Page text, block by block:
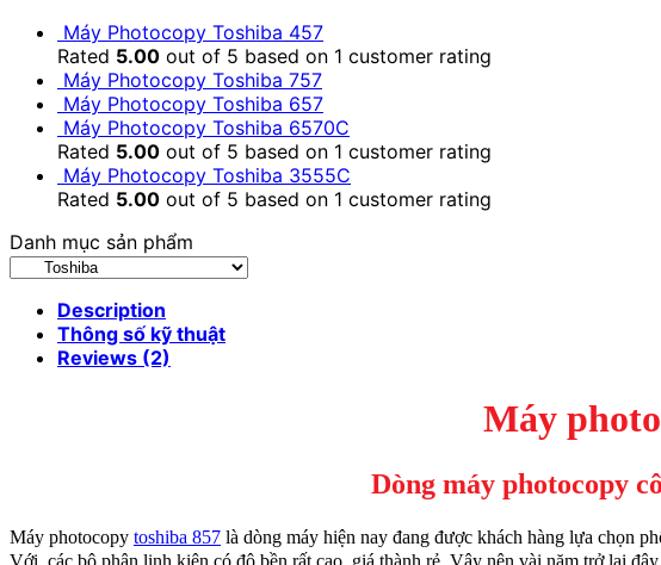
Máy Photocopy Toshiba 457
Rated 5.00 out of 5 based on 1 customer rating
Máy Photocopy Toshiba 757
Máy Photocopy Toshiba 657
Máy Photocopy Toshiba 6570C
Rated 5.00 out of 5 based on 1 customer rating
Máy Photocopy Toshiba 3555C
Rated 5.00 out of 5 based on 1 customer rating
Danh mục sản phẩm
Description
Thông số kỹ thuật
Reviews (2)
Máy
Dòng máy photocopy
Máy photocopy toshiba 857 là dòng máy hiện nay đang được khách hàng lựa chọn